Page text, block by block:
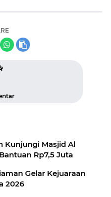
Kunjungi Masjid Al
Rp7,5 Juta
Gelar Kejuaraan
2026